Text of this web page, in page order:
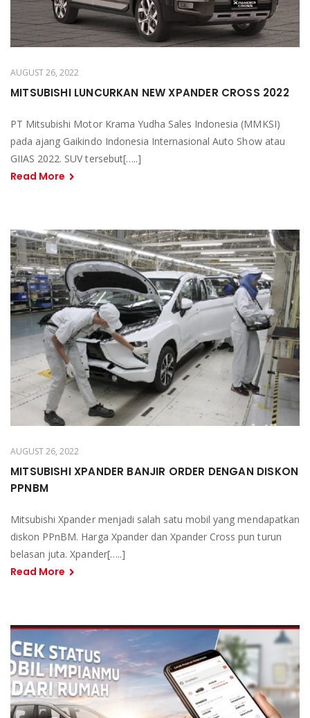
AUGUST 26, 2022
MITSUBISHI LUNCURKAN NEW XPANDER CROSS 2022
PT Mitsubishi Motor Krama Yudha Sales Indonesia (MMKSI)
pada ajang Gaikindo Indonesia Internasional Auto Show atau
GIIAS 2022. SUV tersebut[…..]
Read More
AUGUST 26, 2022
MITSUBISHI XPANDER BANJIR ORDER DENGAN DISKON
PPNBM
Mitsubishi Xpander menjadi salah satu mobil yang mendapatkan
diskon PPnBM. Harga Xpander dan Xpander Cross pun turun
belasan juta. Xpander[…..]
Read More